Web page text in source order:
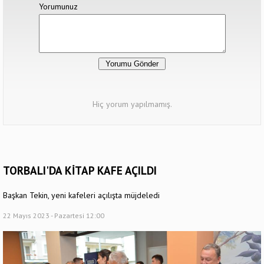
Yorumunuz
Hiç yorum yapılmamış.
TORBALI'DA KİTAP KAFE AÇILDI
Başkan Tekin, yeni kafeleri açılışta müjdeledi
22 Mayıs 2023 - Pazartesi 12:00